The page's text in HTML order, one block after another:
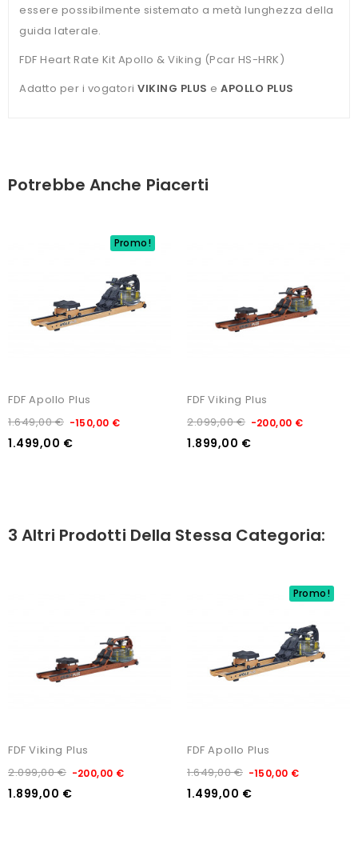
essere possibilmente sistemato a metà lunghezza della
guida laterale.
FDF Heart Rate Kit Apollo & Viking (Pcar HS-HRK)
Adatto per i vogatori VIKING PLUS e APOLLO PLUS
Potrebbe Anche Piacerti
Promo!
FDF Apollo Plus
1.649,00 € -150,00 €
1.499,00 €
FDF Viking Plus
2.099,00 € -200,00 €
1.899,00 €
3 Altri Prodotti Della Stessa Categoria:
FDF Viking Plus
2.099,00 € -200,00 €
1.899,00 €
Promo!
FDF Apollo Plus
1.649,00 € -150,00 €
1.499,00 €